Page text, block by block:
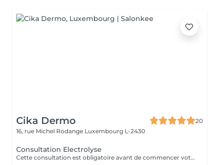
Cika Dermo
20
16, rue Michel Rodange Luxembourg L-2430
Consultation Electrolyse
Cette consultation est obligatoire avant de commencer votre traitement d'épilation définitive par Haute Fréquence. Notre centre est équipé de la technologie Apilus.